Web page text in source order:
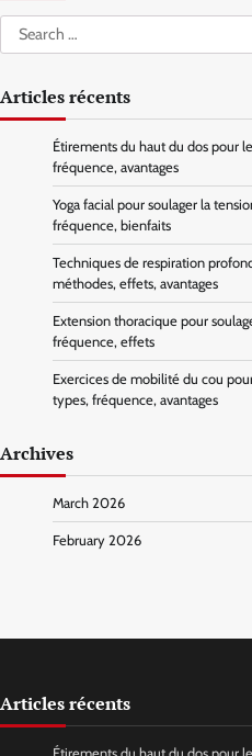
Search
for:
Articles récents
Étirements du haut du dos pour
fréquence, avantages
Yoga facial pour soulager la
fréquence, bienfaits
Techniques de respiration
méthodes, effets, avantages
Extension thoracique pour
fréquence, effets
Exercices de mobilité du cou
types, fréquence, avantages
Archives
March 2026
February 2026
Articles récents